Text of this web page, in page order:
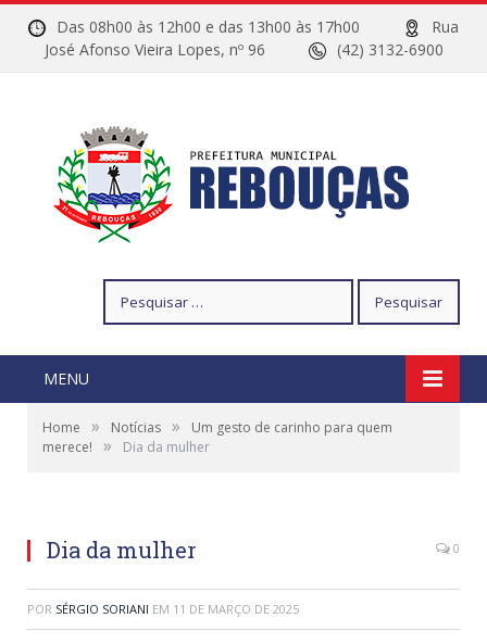
Das 08h00 às 12h00 e das 13h00 às 17h00
Rua
José Afonso Vieira Lopes, nº 96
(42) 3132-6900
por:
MENU
Home » Notícias »
Um gesto de carinho para quem
merece!
» Dia da mulher
Dia da mulher 0
POR SÉRGIO SORIANI EM 11 DE MARÇO DE 2025